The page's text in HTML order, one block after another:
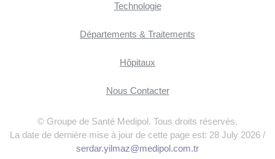
Technologie
Départements & Traitements
Hôpitaux
Nous Contacter
© Groupe de Santé Medipol. Tous droits réservés.
La date de dernière mise à jour de cette page est: 28 July 2026 /
serdar.yilmaz@medipol.com.tr